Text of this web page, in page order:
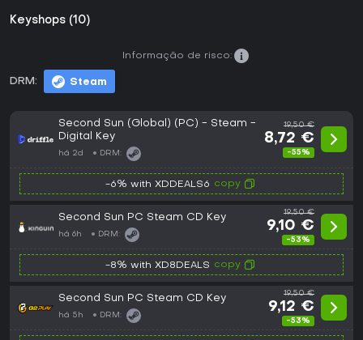
Keyshops (10)
DRM: Steam
Informação de risco:
Second Sun (Global) (PC) - Steam -
Digital Key
há 2d DRM:
19,50 €
8,72 €
-55%
-6% with XDDEALS6 copy
Second Sun PC Steam CD Key
há 6h DRM:
19,50 €
9,10 €
-53%
-8% with XD8DEALS copy
Second Sun PC Steam CD Key
há 5h DRM:
19,50 €
9,12 €
-53%